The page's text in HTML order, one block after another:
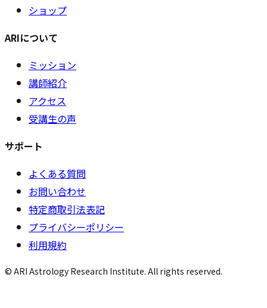
ショップ
ARIについて
ミッション
講師紹介
アクセス
受講生の声
サポート
よくある質問
お問い合わせ
特定商取引法表記
プライバシーポリシー
利用規約
© ARI Astrology Research Institute. All rights reserved.